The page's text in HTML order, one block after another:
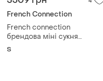
3509 грн
French Connection
French connection
номерна